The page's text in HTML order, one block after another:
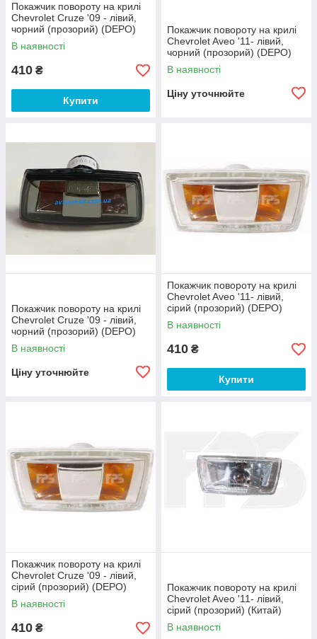
Покажчик повороту на крилі
Chevrolet Cruze '09 - лівий,
чорний (прозорий) (DEPO)
В наявності
410 ₴
Купити
Покажчик повороту на крилі
Chevrolet Aveo '11- лівий,
чорний (прозорий) (DEPO)
В наявності
Ціну уточнюйте
Покажчик повороту на крилі
Chevrolet Cruze '09 - лівий,
чорний (прозорий) (DEPO)
В наявності
Ціну уточнюйте
Покажчик повороту на крилі
Chevrolet Aveo '11- лівий,
сірий (прозорий) (DEPO)
В наявності
410 ₴
Купити
Покажчик повороту на крилі
Chevrolet Cruze '09 - лівий,
сірий (прозорий) (DEPO)
В наявності
410 ₴
Покажчик повороту на крилі
Chevrolet Aveo '11- лівий,
сірий (прозорий) (Китай)
В наявності